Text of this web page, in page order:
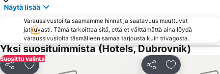
Sustjepan
Mokošica
Tvrđava Lovrijenac
Crkva sv Ignacija
Kliševo
Etnografski Muzej
Prijevor
Rožat
Näytä lisää
Varaussivustoilta saamamme hinnat ja saatavuus muuttuvat
jatkuvasti. Tämä tarkoittaa sitä, että et välttämättä aina löydä
varaussivustolta täsmälleen samaa tarjousta kuin trivagosta.
Yksi suosituimmista (Hotels, Dubrovnik)
Suosittu valinta
Jaa Lisää suosikkeihin Jaa Lisää